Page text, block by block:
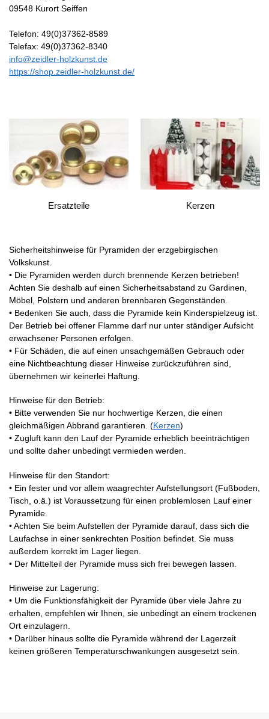
09548 Kurort Seiffen
Telefon: 49(0)37362-8589
Telefax: 49(0)37362-8340
info@zeidler-holzkunst.de
https://shop.zeidler-holzkunst.de/
Ersatzteile Kerzen
Sicherheitshinweise für Pyramiden der erzgebirgischen
Volkskunst.
• Die Pyramiden werden durch brennende Kerzen betrieben!
Achten Sie deshalb auf einen Sicherheitsabstand zu Gardinen,
Möbel, Polstern und anderen brennbaren Gegenständen.
• Bedenken Sie auch, dass die Pyramide kein Kinderspielzeug ist.
Der Betrieb bei offener Flamme darf nur unter ständiger Aufsicht
erwachsener Personen erfolgen.
• Für Schäden, die auf einen unsachgemäßen Gebrauch oder
eine Nichtbeachtung dieser Hinweise zurückzuführen sind,
übernehmen wir keinerlei Haftung.
Hinweise für den Betrieb:
• Bitte verwenden Sie nur hochwertige Kerzen, die einen
gleichmäßigen Abbrand garantieren. (Kerzen)
• Zugluft kann den Lauf der Pyramide erheblich beeinträchtigen
und sollte daher unbedingt vermieden werden.
Hinweise für den Standort:
• Ein fester und vor allem waagrechter Aufstellungsort (Fußboden,
Tisch, o.ä.) ist Voraussetzung für einen problemlosen Lauf einer
Pyramide.
• Achten Sie beim Aufstellen der Pyramide darauf, dass sich die
Laufachse in einer senkrechten Position befindet. Sie muss
außerdem korrekt im Lager liegen.
• Der Mittelteil der Pyramide muss sich frei bewegen lassen.
Hinweise zur Lagerung:
• Um die Funktionsfähigkeit der Pyramide über viele Jahre zu
erhalten, empfehlen wir Ihnen, sie unbedingt an einem trockenen
Ort einzulagern.
• Darüber hinaus sollte die Pyramide während der Lagerzeit
keinen größeren Temperaturschwankungen ausgesetzt sein.